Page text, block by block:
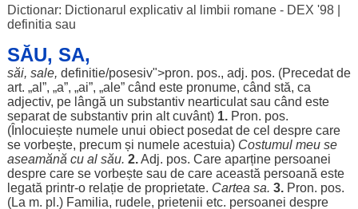
Dictionar: Dictionarul explicativ al limbii romane - DEX '98|
definitia sau
SĂU, SA,
săi, sale, definitie/posesiv">pron. pos., adj. pos. (Precedatde
art. „al”, „a”, „ai”, „ale” când este pronume, când stă, ca
adjectiv, pe lângă un substantiv nearticulatsau când este
separatde substantivprin alt cuvânt) 1.Pron. pos.
(Înlocuiește numeleunui obiect posedatde cel desprecare
se vorbește, precumși numele acestuia) Costumul meuse
aseamănă cu al său. 2.Adj. pos. Care aparține persoanei
desprecare se vorbeștesau de care această persoană este
legată printr-o relațiede proprietate. Cartea sa. 3.Pron. pos.
(La m. pl.) Familia, rudele, prietenii etc. persoanei despre